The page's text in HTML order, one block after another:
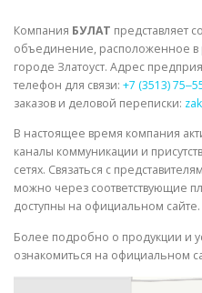
Компания БУЛАТ представляет
объединение, расположенное в
городе Златоуст. Адрес
телефон для связи: +7 (3513)
заказов и деловой переписки:
В настоящее время компания
каналы коммуникации и
сетях. Связаться с
можно через соответствующие
доступны на официальном сайте.
Более подробно о продукции и
ознакомиться на официальном